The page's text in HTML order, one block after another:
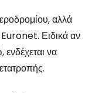
αλλά
Euronet. Ειδικά αν
να